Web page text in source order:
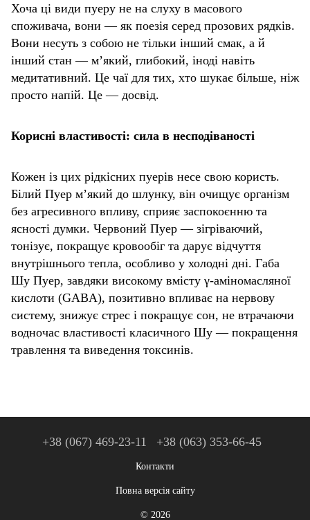
Хоча ці види пуеру не на слуху в масового
споживача, вони — як поезія серед прозових рядків.
Вони несуть з собою не тільки інший смак, а й
інший стан — м’який, глибокий, іноді навіть
медитативний. Це чаї для тих, хто шукає більше, ніж
просто напій. Це — досвід.
Корисні властивості: сила в несподіваності
Кожен із цих рідкісних пуерів несе свою користь.
Білий Пуер м’який до шлунку, він очищує організм
без агресивного впливу, сприяє заспокоєнню та
ясності думки. Червоний Пуер — зігріваючий,
тонізує, покращує кровообіг та дарує відчуття
внутрішнього тепла, особливо у холодні дні. Габа
Шу Пуер, завдяки високому вмісту γ-аміномасляної
кислоти (GABA), позитивно впливає на нервову
систему, знижує стрес і покращує сон, не втрачаючи
водночас властивості класичного Шу — покращення
травлення та виведення токсинів.
+38 (067) 469-23-11 +38 (063) 353-66-45
Контакти
Повна версія сайту
© 2026